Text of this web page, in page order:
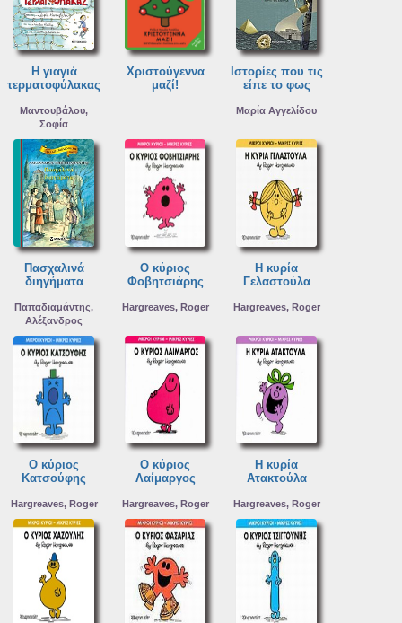
Η γιαγιά
τερματοφύλακας
Μαντουβάλου,
Σοφία
Χριστούγεννα
μαζί!
Ιστορίες που τις
είπε το φως
Μαρία Αγγελίδου
Πασχαλινά
διηγήματα
Παπαδιαμάντης,
Αλέξανδρος
Ο κύριος
Φοβητσιάρης
Hargreaves, Roger
Η κυρία
Γελαστούλα
Hargreaves, Roger
Ο κύριος
Κατσούφης
Hargreaves, Roger
Ο κύριος
Λαίμαργος
Hargreaves, Roger
Η κυρία
Ατακτούλα
Hargreaves, Roger